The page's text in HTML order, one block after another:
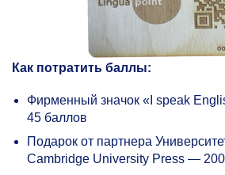
Как потратить баллы:
Фирменный значок «I speak
45 баллов
Подарок от партнера
Cambridge University Press —